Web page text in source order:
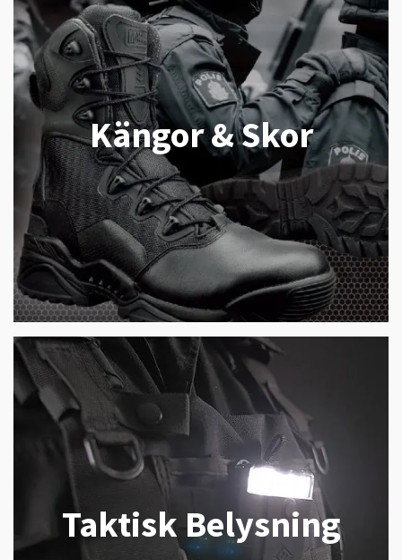
Kängor & Skor
Taktisk Belysning